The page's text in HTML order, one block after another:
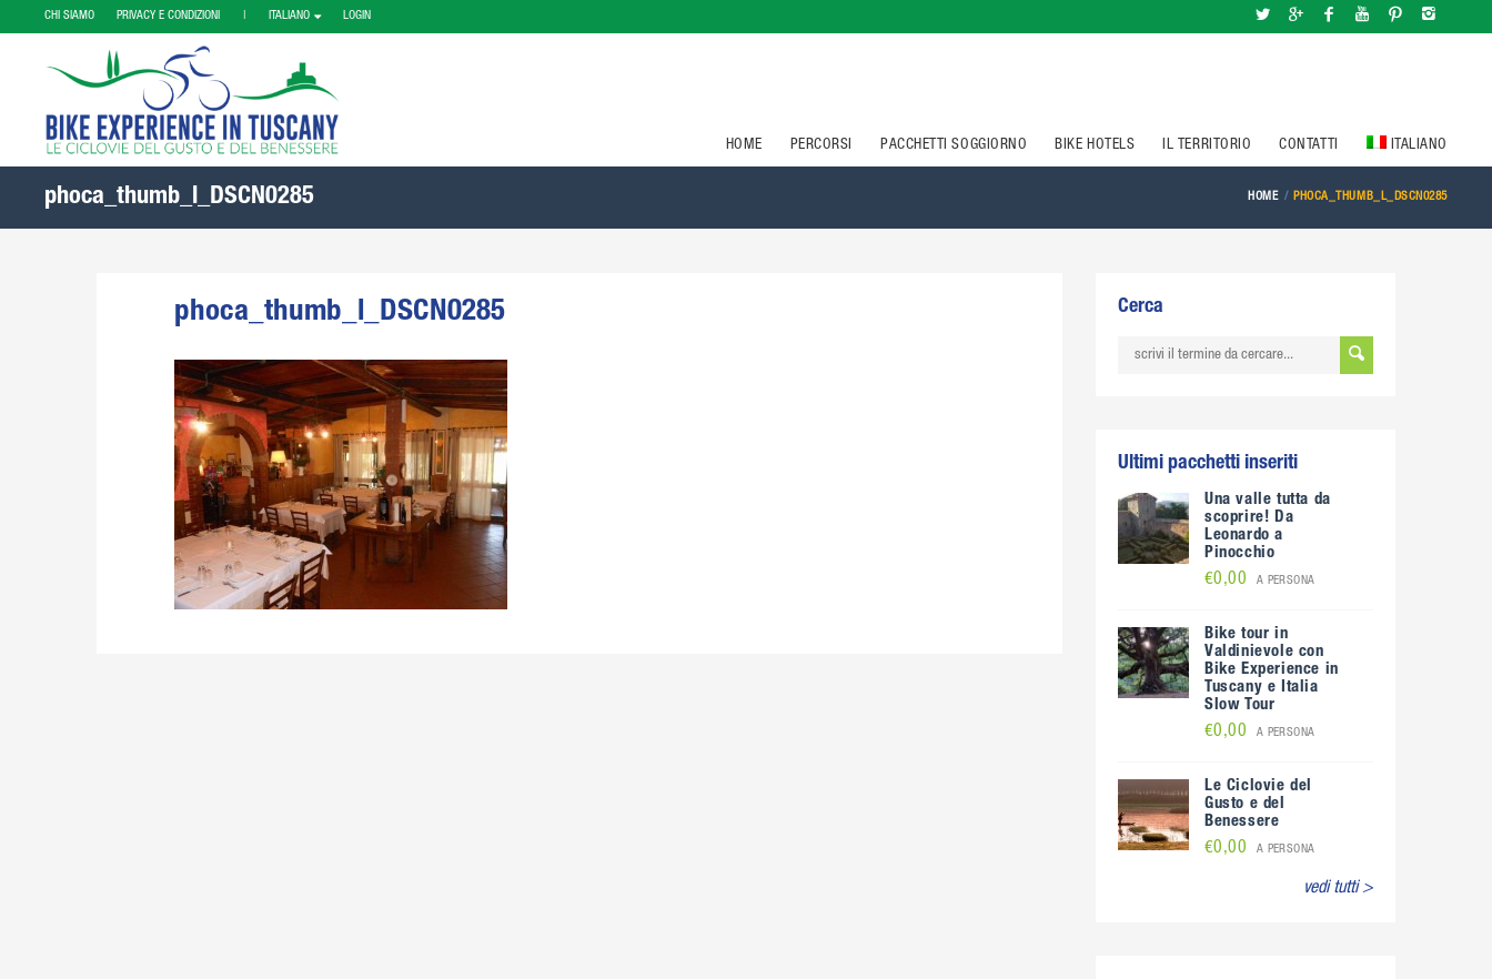
CHI SIAMO PRIVACY E CONDIZIONI | ITALIANO LOGIN
HOME PERCORSI PACCHETTI SOGGIORNO BIKE HOTELS IL TERRITORIO CONTATTI ITALIANO
phoca_thumb_l_DSCN0285 HOME PHOCA_THUMB_L_DSCN0285
phoca_thumb_l_DSCN0285 Cerca
Ultimi pacchetti inseriti
Una valle tutta da
scoprire! Da
Leonardo a
Pinocchio
€0,00 A PERSONA
Bike tour in
Valdinievole con
Bike Experience in
Tuscany e Italia
Slow Tour
€0,00 A PERSONA
Le Ciclovie del
Gusto e del
Benessere
€0,00 A PERSONA
vedi tutti >